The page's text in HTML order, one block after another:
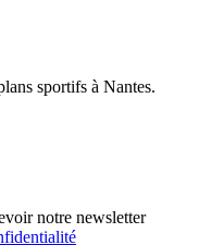
sportifs à Nantes.
notre newsletter